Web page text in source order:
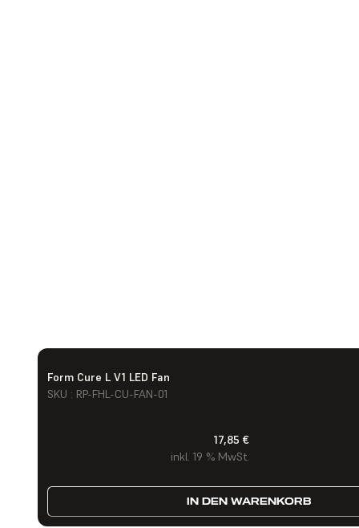
Form Cure L V1 LED Fan
SKU : RP-FHL-CU-FAN-01
17,85 €
inkl. 19 % MwSt.
IN DEN WARENKORB